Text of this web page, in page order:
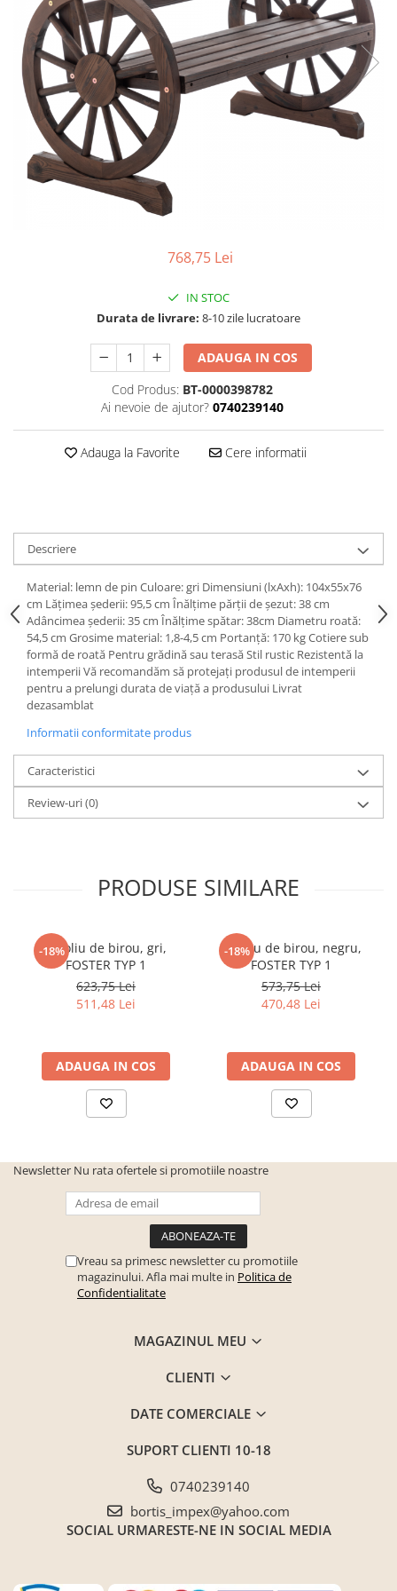
Set mobilier Living
Seturi masa +scaune dining
Tabureti
Seturi dormitoare complete
Suporturi saltea/Somiere/Gratii
pentru pat
768,75 Lei
IN STOC
Durata de livrare: 8-10 zile lucratoare
ADAUGA IN COS
Cod Produs: BT-0000398782
Ai nevoie de ajutor? 0740239140
Adauga la Favorite Cere informatii
Descriere
Material: lemn de pin Culoare: gri Dimensiuni (lxAxh): 104x55x76
cm Lăţimea şederii: 95,5 cm Înălţime părţii de şezut: 38 cm
Adâncimea şederii: 35 cm Înălţime spătar: 38cm Diametru roată:
54,5 cm Grosime material: 1,8-4,5 cm Portanţă: 170 kg Cotiere sub
formă de roată Pentru grădină sau terasă Stil rustic Rezistentă la
intemperii Vă recomandăm să protejaţi produsul de intemperii
pentru a prelungi durata de viaţă a produsului Livrat
dezasamblat
Informatii conformitate produs
Caracteristici
Review-uri(0)
PRODUSE SIMILARE
-18%
Fotoliu de birou, gri,
FOSTER TYP 1
623,75 Lei
511,48 Lei
ADAUGA IN COS
-18%
Fotoliu de birou, negru,
FOSTER TYP 1
573,75 Lei
470,48 Lei
ADAUGA IN COS
Newsletter Nu rata ofertele si promotiile noastre
Vreau sa primesc newsletter cu promotiile
magazinului. Afla mai multe in Politica de
Confidentialitate
MAGAZINUL MEU
CLIENTI
DATE COMERCIALE
SUPORT CLIENTI 10-18
0740239140
bortis_impex@yahoo.com
SOCIAL URMARESTE-NE IN SOCIAL MEDIA